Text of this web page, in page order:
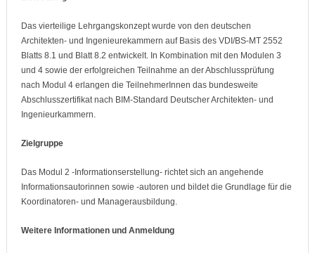
Das vierteilige Lehrgangskonzept wurde von den deutschen
Architekten- und Ingenieurekammern auf Basis des VDI/BS-MT 2552
Blatts 8.1 und Blatt 8.2 entwickelt. In Kombination mit den Modulen 3
und 4 sowie der erfolgreichen Teilnahme an der Abschlussprüfung
nach Modul 4 erlangen die TeilnehmerInnen das bundesweite
Abschlusszertifikat nach BIM-Standard Deutscher Architekten- und
Ingenieurkammern.
Zielgruppe
Das Modul 2 -Informationserstellung- richtet sich an angehende
Informationsautorinnen sowie -autoren und bildet die Grundlage für die
Koordinatoren- und Managerausbildung.
Weitere Informationen und Anmeldung